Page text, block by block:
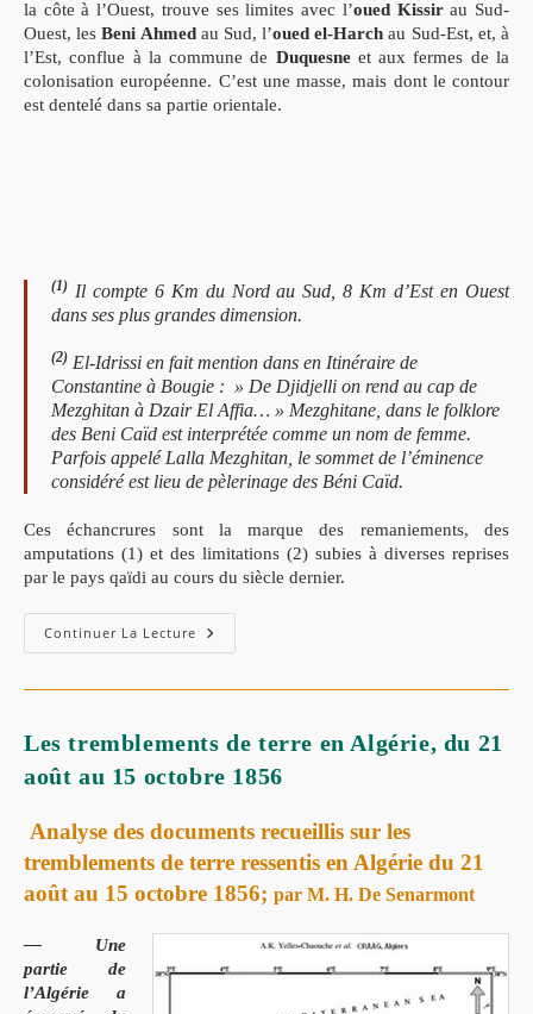
la côte à l’Ouest, trouve ses limites avec l’oued Kissirau Sud-
Ouest, lesBeni Ahmedau Sud, l’oued el-Harch au Sud-Est, et, à
l’Est, conflue à la commune de Duquesneet aux fermes de la
colonisation européenne. C’est une masse, mais dont le contour
est dentelé dans sa partie orientale.
(1) Il compte 6 Km du Nord au Sud, 8 Km d’Est en Ouest
dans ses plus grandes dimension.
(2) El-Idrissi en fait mention dans en Itinéraire de
Constantine à Bougie : » De Djidjelli on rend au cap de
Mezghitan à Dzair El Affia… » Mezghitane, dans le folklore
des Beni Caïd est interprétée comme un nom de femme.
Parfois appelé Lalla Mezghitan, le sommet de l’éminence
considéré est lieu de pèlerinage des Béni Caïd.
Ces échancrures sont la marque des remaniements, des
amputations (1) et des limitations (2) subies à diverses reprises
par le pays qaïdi au cours du siècle dernier.
Continuer La Lecture
Les tremblements de terre en Algérie, du 21
août au 15 octobre 1856
Analyse des documents recueillis sur les
tremblements de terre ressentis en Algérie du 21
août au 15 octobre 1856; par M. H. De Senarmont
— Une
partie de
l’Algérie a